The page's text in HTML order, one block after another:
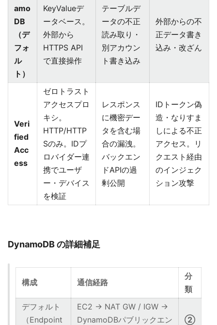
amo
DB
（デ
フォ
ル
ト）
KeyValueデ
ータベース。
外部から
HTTPS API
で直接操作
テーブルデ
ータの不正
読み取り・
別アカウン
ト書き込み
外部からの不
正データ書き
込み・改ざん
Veri
fied
Acc
ess
ゼロトラスト
アクセスプロ
キシ。
HTTP/HTTP
Sのみ。IDプ
ロバイダー連
携でユーザ
ー・デバイス
を検証
レスポンス
に機密デー
タを含む場
合の漏洩。
バックエン
ドAPIの過
剰公開
IDトークン偽
造・なりすま
しによる不正
アクセス。リ
クエスト経由
のインジェク
ション攻撃
DynamoDB の詳細補足
構成 通信経路
分
類
デフォルト
（Endpoint
EC2 → NAT GW / IGW →
DynamoDBパブリックエン
②